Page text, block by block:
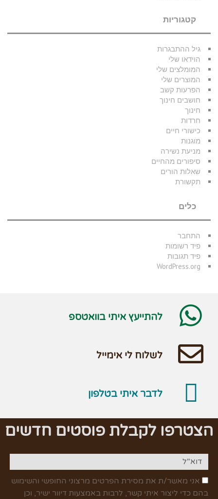
קטגוריות
גיל ההתבגרות
הוידאו שלי
המומלצים שלי
המוצרים שלי
הפרעות קשב
חושבים חינוך
חינוך
חרדות
כישורי חיים
מוגנות
מניעת נשירה
סיפורים מהחיים
שאלות הורים
תקשורת
כלים
התחבר
פיד רשומות
פיד תגובות
WordPress.org
להתייעץ איתי בוואטספ
לשלוח לי אימייל
לדבר איתי בטלפון
הצטרפו לקבלת פוסטים חדשים
אני מאשר/ת את מסירת הפרטים מרצוני החופשי והשימוש
בהם כדי ליצור איתי קשר, לרבות באמצעות דיוור ישיר, וכן